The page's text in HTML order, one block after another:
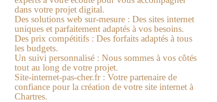
dans votre projet digital.
Des solutions web sur-mesure : Des sites internet
uniques et parfaitement adaptés à vos besoins.
Des prix compétitifs : Des forfaits adaptés à tous
les budgets.
Un suivi personnalisé : Nous sommes à vos côtés
tout au long de votre projet.
Site-internet-pas-cher.fr : Votre partenaire de
confiance pour la création de votre site internet à
Chartres.